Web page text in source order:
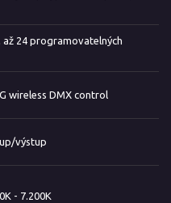
až 24 programovatelných
wireless DMX control
výstup
- 7.200K